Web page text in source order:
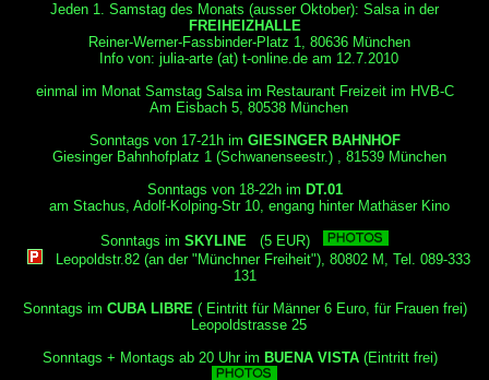
Jeden 1. Samstag des Monats (ausser Oktober): Salsa in der
FREIHEIZHALLE
Reiner-Werner-Fassbinder-Platz 1, 80636 München
Info von: julia-arte (at) t-online.de am 12.7.2010
einmal im Monat Samstag Salsa im Restaurant Freizeit im HVB-C
Am Eisbach 5, 80538 München
Sonntags von 17-21h im GIESINGER BAHNHOF
Giesinger Bahnhofplatz 1 (Schwanenseestr.) , 81539 München
Sonntags von 18-22h im DT.01
am Stachus, Adolf-Kolping-Str 10, engang hinter Mathäser Kino
Sonntags im SKYLINE (5 EUR)
Leopoldstr.82 (an der "Münchner Freiheit"), 80802 M, Tel. 089-333
131
Sonntags im CUBA LIBRE( Eintritt für Männer 6 Euro, für Frauen frei)
Leopoldstrasse 25
Sonntags + Montags ab 20 Uhr im BUENA VISTA (Eintritt frei)